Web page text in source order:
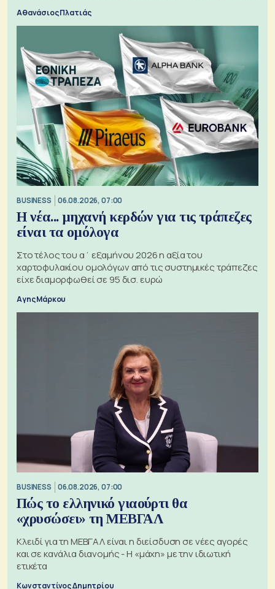
Αθανάσιος Πλατιάς
BUSINESS 06.08.2026, 07:00
Η νέα... μηχανή κερδών για τις τράπεζες
είναι τα ομόλογα
Στο τέλος του α΄ εξαμήνου 2026 η αξία του
χαρτοφυλακίου ομολόγων από τις συστημικές τράπεζες
είχε διαμορφωθεί σε 95 δισ. ευρώ
Αγης Μάρκου
BUSINESS 06.08.2026, 07:00
Πώς το ελληνικό γιαούρτι θα
«χρυσώσει» τη ΜΕΒΓΑΛ
Κλειδί για τη ΜΕΒΓΑΛ είναι η διείσδυση σε νέες αγορές
και σε κανάλια διανομής - Η «μάχη» με την ιδιωτική
ετικέτα
Κωνσταντίνος Δημητρίου